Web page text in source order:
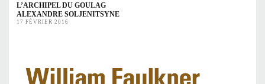
L’ARCHIPEL DU GOULAG
ALEXANDRE SOLJENITSYNE
17 FÉVRIER 2016